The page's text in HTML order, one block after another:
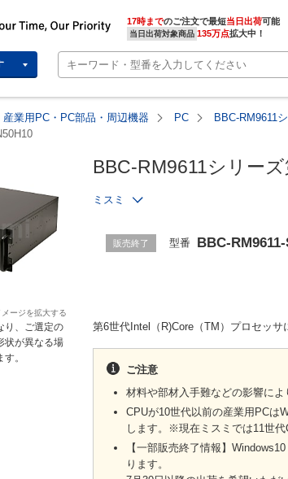
17時までのご注文で最短当日出荷
当日出荷対象商品 135万点拡大中！
産業用PC・PC部品・周辺機器 PC
BBC-RM9611
ージを拡大する
り、ご選定の
状が異なる場
。
BBC-RM9611シリー
ミスミ
販売終了 型番 BBC-
第6世代Intel（R)Core（TM）プロセッ
ご注意
材料や部材入手難などの影響によ
CPUが10世代以前の産業用PCは
します。※現在ミスミでは11世代
【一部販売終了情報】
ります。